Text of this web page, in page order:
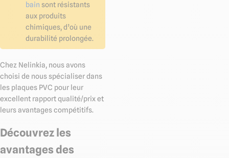
bain sont résistants
aux produits
chimiques, d’où une
durabilité prolongée.
Chez Nelinkia, nous avons
choisi de nous spécialiser dans
les plaques PVC pour leur
excellent rapport qualité/prix et
leurs avantages compétitifs.
Découvrez les
avantages des